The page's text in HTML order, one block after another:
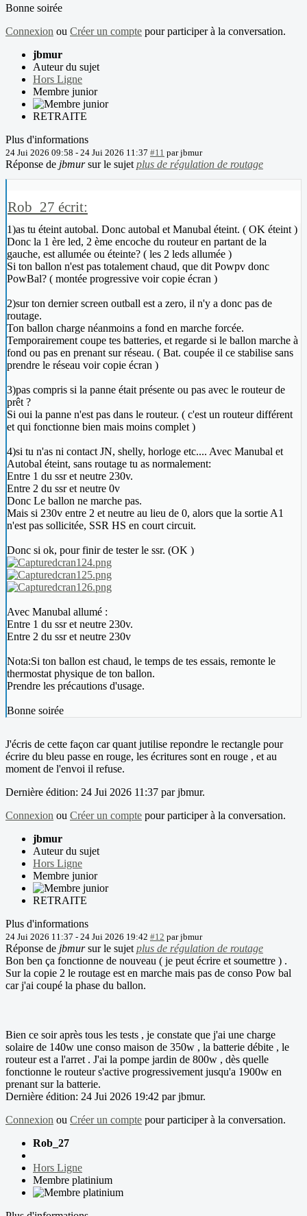
Bonne soirée
Connexion ou Créer un compte pour participer à la conversation.
jbmur
Auteur du sujet
Hors Ligne
Membre junior
RETRAITE
Plus d'informations
24 Jui 2026 09:58 - 24 Jui 2026 11:37 #11 parjbmur
Réponse de jbmursur le sujet plus de régulation de routage
Rob_27 écrit:
1)as tu éteint autobal. Donc autobal et Manubal éteint. ( OK éteint )
Donc la 1 ère led, 2 ème encoche du routeur en partant de la
gauche, est allumée ou éteinte? ( les 2 leds allumée )
Si ton ballon n'est pas totalement chaud, que dit Powpv donc
PowBal? ( montée progressive voir copie écran )
2)sur ton dernier screen outball est a zero, il n'y a donc pas de
routage.
Ton ballon charge néanmoins a fond en marche forcée.
Temporairement coupe tes batteries, et regarde si le ballon marche à
fond ou pas en prenant sur réseau. ( Bat. coupée il ce stabilise sans
prendre le réseau voir copie écran )
3)pas compris si la panne était présente ou pas avec le routeur de
prêt ?
Si oui la panne n'est pas dans le routeur. ( c'est un routeur différent
et qui fonctionne bien mais moins complet )
4)si tu n'as ni contact JN, shelly, horloge etc.... Avec Manubal et
Autobal éteint, sans routage tu as normalement:
Entre 1 du ssr et neutre 230v.
Entre 2 du ssr et neutre 0v
Donc Le ballon ne marche pas.
Mais si 230v entre 2 et neutre au lieu de 0, alors que la sortie A1
n'est pas sollicitée, SSR HS en court circuit.
Donc si ok, pour finir de tester le ssr. (OK )
Avec Manubal allumé :
Entre 1 du ssr et neutre 230v.
Entre 2 du ssr et neutre 230v
Nota:Si ton ballon est chaud, le temps de tes essais, remonte le
thermostat physique de ton ballon.
Prendre les précautions d'usage.
Bonne soirée
J'écris de cette façon car quant jutilise repondre le rectangle pour
écrire du bleu passe en rouge, les écritures sont en rouge , et au
moment de l'envoi il refuse.
Dernière édition: 24 Jui 2026 11:37 parjbmur.
Connexion ou Créer un compte pour participer à la conversation.
jbmur
Auteur du sujet
Hors Ligne
Membre junior
RETRAITE
Plus d'informations
24 Jui 2026 11:37 - 24 Jui 2026 19:42 #12 parjbmur
Réponse de jbmursur le sujet plus de régulation de routage
Bon ben ça fonctionne de nouveau ( je peut écrire et soumettre ) .
Sur la copie 2 le routage est en marche mais pas de conso Pow bal
car j'ai coupé la phase du ballon.
Bien ce soir après tous les tests , je constate que j'ai une charge
solaire de 140w une conso maison de 350w , la batterie débite , le
routeur est a l'arret . J'ai la pompe jardin de 800w , dès quelle
fonctionne le routeur s'active progressivement jusqu'a 1900w en
prenant sur la batterie.
Dernière édition: 24 Jui 2026 19:42 parjbmur.
Connexion ou Créer un compte pour participer à la conversation.
Rob_27
Hors Ligne
Membre platinium